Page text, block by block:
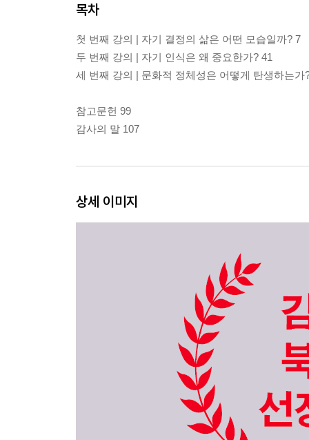
목차
첫 번째 강의 | 자기 결정의 삶은 어떤 모습일까? 7
두 번째 강의 | 자기 인식은 왜 중요한가? 41
세 번째 강의 | 문화적 정체성은 어떻게 탄생하는가
참고문헌 99
감사의 말 107
상세 이미지